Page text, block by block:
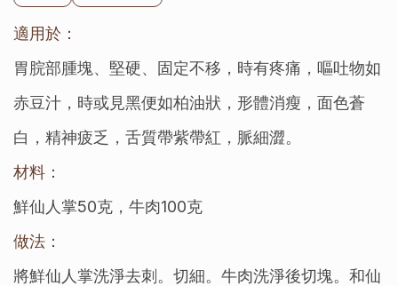
適用於：
胃脘部腫塊、堅硬、固定不移，時有疼痛，嘔吐物如
赤豆汁，時或見黑便如柏油狀，形體消瘦，面色蒼
白，精神疲乏，舌質帶紫帶紅，脈細澀。
材料：
鮮仙人掌50克，牛肉100克
做法：
將鮮仙人掌洗淨去刺。切細。牛肉洗淨後切塊。和仙